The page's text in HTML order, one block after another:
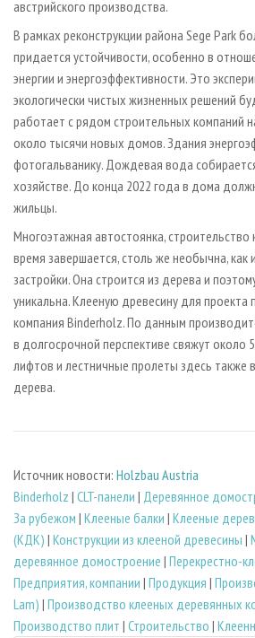
австрийского производства.
В рамках реконструкции района Sege Park
придается устойчивости, особенно в
энергии и энергоэффективности. Это
экологически чистых жизненных решений
работает с рядом строительных компаний
около тысячи новых домов. Здания
фотогальванику. Дождевая вода
хозяйстве. До конца 2022 года в дома
жильцы.
Многоэтажная автостоянка,
время завершается, столь же необычна, как
застройки. Она строится из дерева и
уникальна. Клееную древесину для проекта
компания Binderholz. По данным
в долгосрочной перспективе свяжут около
лифтов и лестничные пролеты здесь также
дерева.
Источник новости: Holzbau Austria
Binderholz | CLT-панели | Деревянное
За рубежом | Клееные балки | Клееные
(КДК) | Конструкции из клееной древесины |
деревянное домостроение | Перекрестно-
Предприятия, компании | Продукция |
Lam) | Производство клееных деревянных
Производство плит | Строительство |